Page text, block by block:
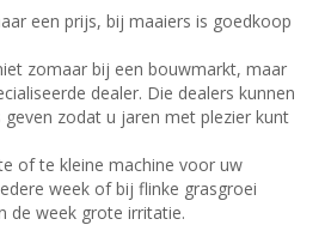
een prijs, bij maaiers is goedkoop
zomaar bij een bouwmarkt, maar
dealer. Die dealers kunnen
zodat u jaren met plezier kunt
of te kleine machine voor uw
week of bij flinke grasgroei
de week grote irritatie.